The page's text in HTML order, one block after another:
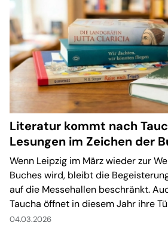
Literatur kommt nach
Lesungen im Zeichen der
Wenn Leipzig im März wieder zur
Buches wird, bleibt die
auf die Messehallen beschränkt.
Taucha öffnet in diesem Jahr ihre
Lesebegeisterte.
04.03.2026